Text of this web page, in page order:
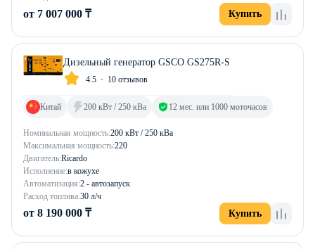
от 7 007 000 ₸ Купить
Дизельный генератор GSCO GS275R-S
4.5 10 отзывов
Номинальная мощность:200 кВт / 250 кВа
Максимальная мощность:220
Двигатель:Ricardo
Исполнение:в кожухе
Автоматизация:2 - автозапуск
Расход топлива:30 л/ч
Китай 200 кВт / 250 кВа 12 мес. или 1000 моточасов
от 8 190 000 ₸ Купить